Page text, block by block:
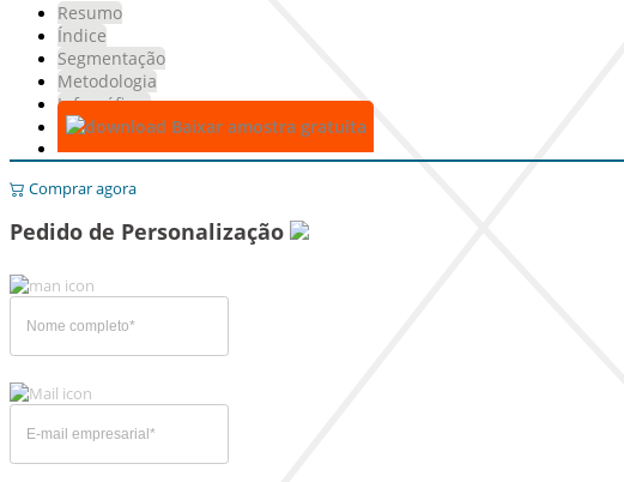
Resumo
Índice
Segmentação
Metodologia
Infográficos
Baixar amostra gratuita
Comprar agora
Pedido de Personalização